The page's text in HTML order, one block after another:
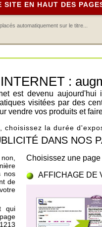
SITE EN HAUT DES
automatiquement sur le titre...
:
est devenu
visitées par des
vendre vos produits et
choisissez la durée
DANS NOS
nos
de
qui
Choisissez une
AFFICHAGE DE